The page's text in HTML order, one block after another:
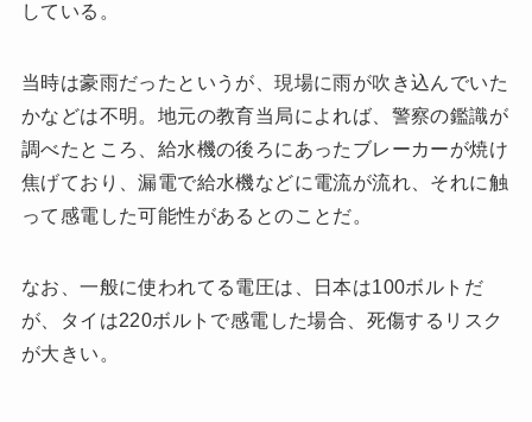
している。
当時は豪雨だったというが、現場に雨が吹き込んでいた
かなどは不明。地元の教育当局によれば、警察の鑑識が
調べたところ、給水機の後ろにあったブレーカーが焼け
焦げており、漏電で給水機などに電流が流れ、それに触
って感電した可能性があるとのことだ。
なお、一般に使われてる電圧は、日本は100ボルトだ
が、タイは220ボルトで感電した場合、死傷するリスク
が大きい。